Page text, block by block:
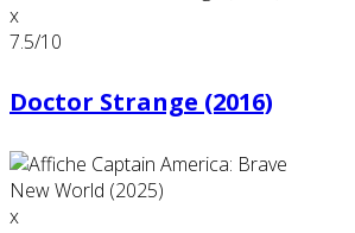
x
7.5/10
Doctor Strange (2016)
x